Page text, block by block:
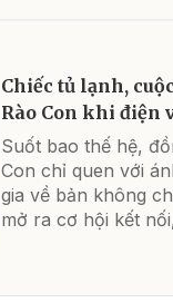
Chiếc tủ lạnh,
Rào Con khi điện
Suốt bao thế hệ,
Con chỉ quen với
gia về bản không
mở ra cơ hội kết